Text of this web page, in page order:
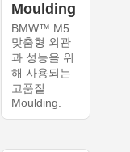
Moulding
BMW™ M5
맞춤형 외관
과 성능을 위
해 사용되는
고품질
Moulding.